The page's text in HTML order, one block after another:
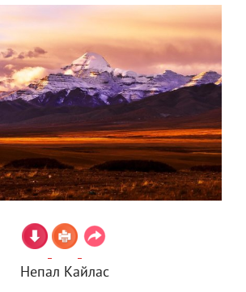
Непал Кайлас